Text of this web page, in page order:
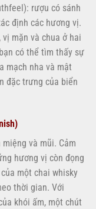
rượu có sánh
định các hương vị.
mặn và chua ở hai
có thể tìm thấy sự
mạch nha và mật
đặc trưng của biển
và mũi. Cảm
hương vị còn đọng
một chai whisky
thời gian. Với
khói ấm, một chút